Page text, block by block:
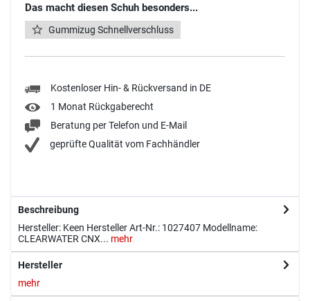
Das macht diesen Schuh besonders...
Gummizug Schnellverschluss
Kostenloser Hin- & Rückversand in DE
1 Monat Rückgaberecht
Beratung per Telefon und E-Mail
geprüfte Qualität vom Fachhändler
Beschreibung
Hersteller: Keen Hersteller Art-Nr.: 1027407 Modellname:
CLEARWATER CNX... mehr
Hersteller
mehr